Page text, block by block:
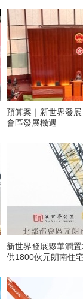
預算案｜新世界發
會區發展機遇
新世界發展夥華潤
供1800伙元朗南住